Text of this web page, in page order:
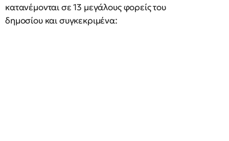
κατανέμονται σε 13 μεγάλους φορείς του
δημοσίου και συγκεκριμένα: